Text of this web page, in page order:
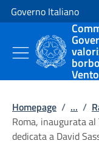
Vai al contenuto
Vai alla navigazione del
Governo Italiano
Homepage / ... /
Roma, inaugurata al
dedicata a David